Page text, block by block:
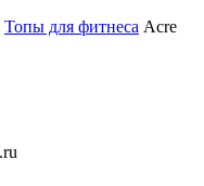
Топы для фитнеса Acre